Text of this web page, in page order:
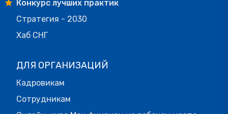
Конкурс лучших практик
Стратегия - 2030
Хаб СНГ
ДЛЯ ОРГАНИЗАЦИЙ
Кадровикам
Сотрудникам